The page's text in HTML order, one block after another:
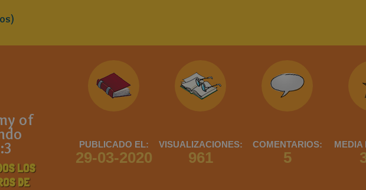
of
LOS
DE
PUBLICADO EL:
29-03-2020
VISUALIZACIONES:
961
COMENTARIOS:
5
MEDIA